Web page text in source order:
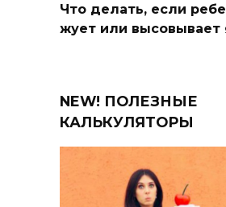
Что делать, если
жует или высовывает
NEW! ПОЛЕЗНЫЕ
КАЛЬКУЛЯТОРЫ